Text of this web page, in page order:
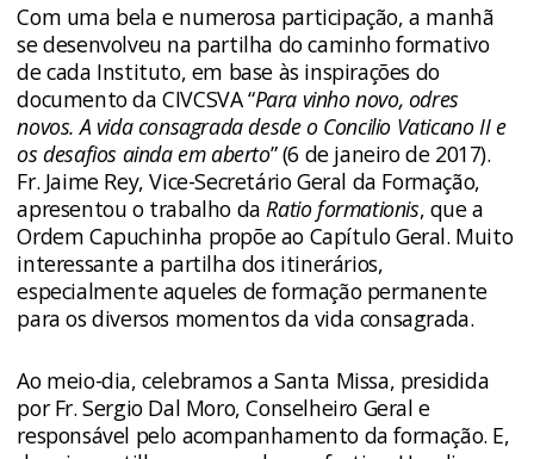
Com uma bela e numerosa participação, a manhã
se desenvolveu na partilha do caminho formativo
de cada Instituto, em base às inspirações do
documento da CIVCSVA “Para vinho novo, odres
novos. A vida consagrada desde o Concilio Vaticano II e
os desafios ainda em aberto” (6 de janeiro de 2017).
Fr. Jaime Rey, Vice-Secretário Geral da Formação,
apresentou o trabalho da Ratio formationis, que a
Ordem Capuchinha propõe ao Capítulo Geral. Muito
interessante a partilha dos itinerários,
especialmente aqueles de formação permanente
para os diversos momentos da vida consagrada.
Ao meio-dia, celebramos a Santa Missa, presidida
por Fr. Sergio Dal Moro, Conselheiro Geral e
responsável pelo acompanhamento da formação. E,